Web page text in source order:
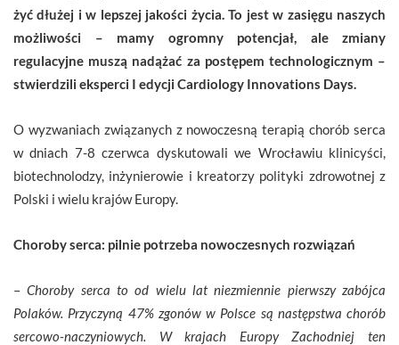
żyć dłużej i w lepszej jakości życia. To jest w zasięgu naszych
możliwości – mamy ogromny potencjał, ale zmiany
regulacyjne muszą nadążać za postępem technologicznym –
stwierdzili eksperci I edycji Cardiology Innovations Days.
O wyzwaniach związanych z nowoczesną terapią chorób serca
w dniach 7-8 czerwca dyskutowali we Wrocławiu klinicyści,
biotechnolodzy, inżynierowie i kreatorzy polityki zdrowotnej z
Polski i wielu krajów Europy.
Choroby serca: pilnie potrzeba nowoczesnych rozwiązań
–Choroby serca to od wielu lat niezmiennie pierwszy zabójca
Polaków. Przyczyną 47% zgonów w Polsce są następstwa chorób
sercowo-naczyniowych. W krajach Europy Zachodniej ten